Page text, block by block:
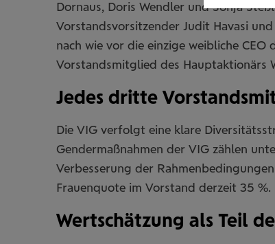
Dornaus, Doris Wendler und Sonja
Vorstandsvorsitzender Judit Havasi
nach wie vor die einzige weibliche
Vorstandsmitglied des Hauptaktionärs
Jedes dritte
Die VIG verfolgt eine klare
Gendermaßnahmen der VIG zählen
Verbesserung der
Frauenquote im Vorstand derzeit 35 %.
Wertschätzung als Teil